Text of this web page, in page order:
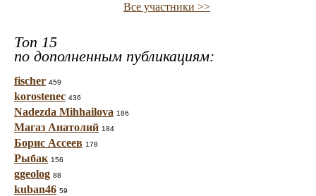
Все участники >>
Топ 15
по дополненным публикациям:
fischer 459
korostenec 436
Nadezda Mihhailova 186
Магаз Анатолий 184
Борис Ассеев 178
Рыбак 156
ggeolog 88
kuban46 59